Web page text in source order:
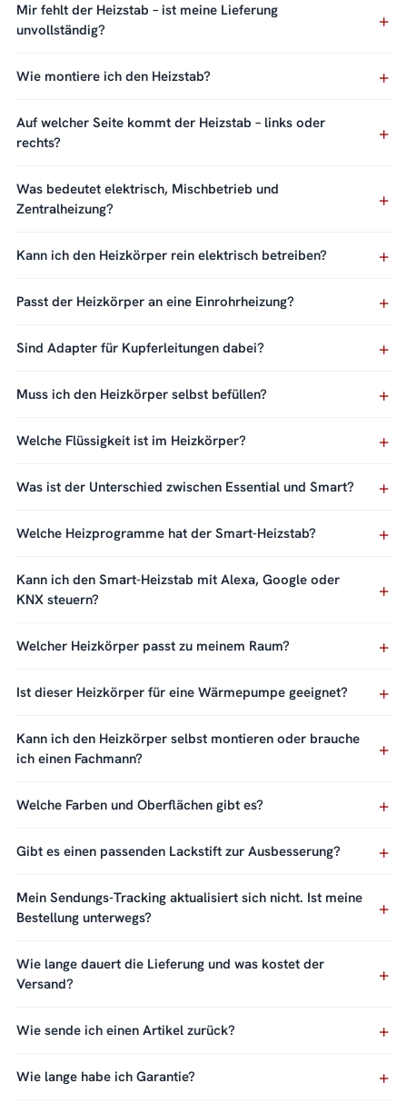
Mir fehlt der Heizstab – ist meine Lieferung
unvollständig?
Wie montiere ich den Heizstab?
Auf welcher Seite kommt der Heizstab – links oder
rechts?
Was bedeutet elektrisch, Mischbetrieb und
Zentralheizung?
Kann ich den Heizkörper rein elektrisch betreiben?
Passt der Heizkörper an eine Einrohrheizung?
Sind Adapter für Kupferleitungen dabei?
Muss ich den Heizkörper selbst befüllen?
Welche Flüssigkeit ist im Heizkörper?
Was ist der Unterschied zwischen Essential und Smart?
Welche Heizprogramme hat der Smart-Heizstab?
Kann ich den Smart-Heizstab mit Alexa, Google oder
KNX steuern?
Welcher Heizkörper passt zu meinem Raum?
Ist dieser Heizkörper für eine Wärmepumpe geeignet?
Kann ich den Heizkörper selbst montieren oder brauche
ich einen Fachmann?
Welche Farben und Oberflächen gibt es?
Gibt es einen passenden Lackstift zur Ausbesserung?
Mein Sendungs-Tracking aktualisiert sich nicht. Ist meine
Bestellung unterwegs?
Wie lange dauert die Lieferung und was kostet der
Versand?
Wie sende ich einen Artikel zurück?
Wie lange habe ich Garantie?